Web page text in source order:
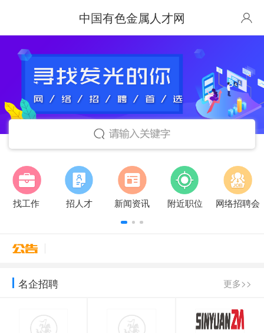
中国有色金属人才网
找工作 招人才 新闻资讯 附近职位 网络招聘会
名企招聘 更多>>